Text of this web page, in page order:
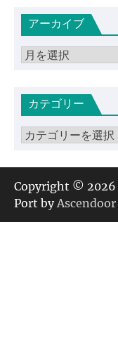
アーカイブ
ア
イカテゴリー
カ
ゴ
リ
ー
Copyright © 2026
Port byAscendoor